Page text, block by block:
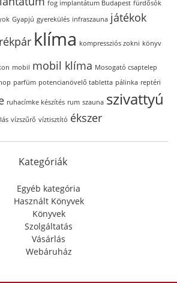
fog implantátum Budapest fürdősók
Gyapjú gyerekülés infraszauna játékok
klíma kompressziós zokni könyv
mobil mobil klíma Mosogató csaptelep
parfüm potencianövelő tabletta pálinka reptéri
ruhacímke készítés rum szauna szivattyú
vízszűrő víztisztító ékszer
Kategóriák
Egyéb kategória
Használt Könyvek
Könyvek
Szolgáltatás
Vásárlás
Webáruház